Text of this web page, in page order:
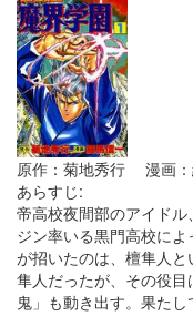
原作：菊地秀行 漫画：
あらすじ:
帝高校夜間部のアイド
ジン率いる黒門高校に
が招いたのは、檀隼人
隼人だったが、その役
鬼」も動き出す。果た